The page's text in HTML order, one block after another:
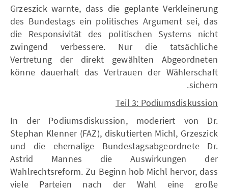
Grzeszick warnte, dass die geplante Verkleinerung
des Bundestags ein politisches Argument sei, das
die Responsivität des politischen Systems nicht
zwingend verbessere. Nur die tatsächliche
Vertretung der direkt gewählten Abgeordneten
könne dauerhaft das Vertrauen der Wählerschaft
sichern.
Teil 3: Podiumsdiskussion
In der Podiumsdiskussion, moderiert von Dr.
Stephan Klenner (FAZ), diskutierten Michl, Grzeszick
und die ehemalige Bundestagsabgeordnete Dr.
Astrid Mannes die Auswirkungen der
Wahlrechtsreform. Zu Beginn hob Michl hervor, dass
viele Parteien nach der Wahl eine große